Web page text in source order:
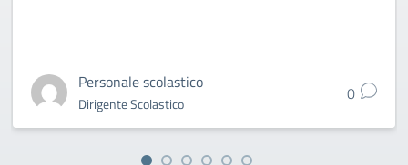
Personale scolastico
Dirigente Scolastico 0